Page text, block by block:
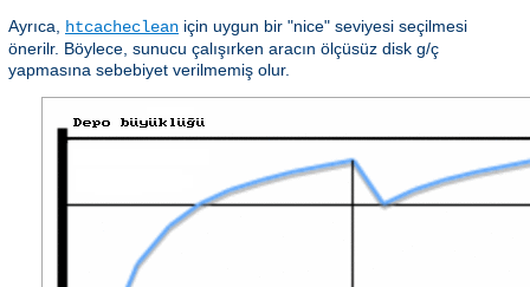
Ayrıca, htcacheclean için uygun bir "nice" seviyesi seçilmesi
önerilr. Böylece, sunucu çalışırken aracın ölçüsüz disk g/ç
yapmasına sebebiyet verilmemiş olur.